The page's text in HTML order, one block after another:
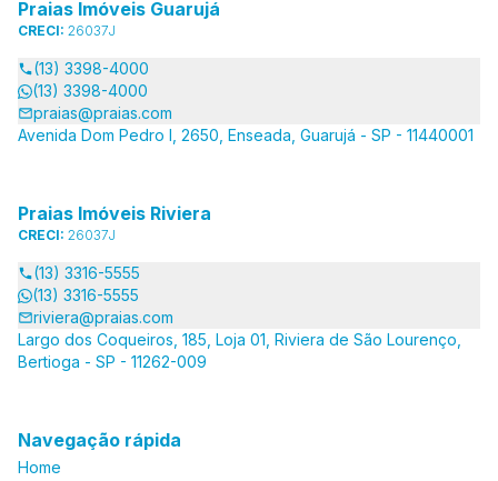
Praias Imóveis Guarujá
CRECI: 26037J
(13) 3398-4000
(13) 3398-4000
praias@praias.com
Avenida Dom Pedro I, 2650, Enseada, Guarujá - SP - 11440001
Praias Imóveis Riviera
CRECI: 26037J
(13) 3316-5555
(13) 3316-5555
riviera@praias.com
Largo dos Coqueiros, 185, Loja 01, Riviera de São Lourenço,
Bertioga - SP - 11262-009
Navegação rápida
Home